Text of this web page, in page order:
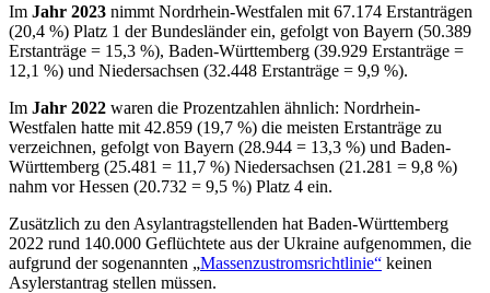
Im Jahr 2023 nimmt Nordrhein-Westfalen mit 67.174 Erstanträgen
(20,4 %) Platz 1 der Bundesländer ein, gefolgt von Bayern (50.389
Erstanträge = 15,3 %), Baden-Württemberg (39.929 Erstanträge =
12,1 %) und Niedersachsen (32.448 Erstanträge = 9,9 %).
Im Jahr 2022 waren die Prozentzahlen ähnlich: Nordrhein-
Westfalen hatte mit 42.859 (19,7 %) die meisten Erstanträge zu
verzeichnen, gefolgt von Bayern (28.944 = 13,3 %) und Baden-
Württemberg (25.481 = 11,7 %) Niedersachsen (21.281 = 9,8 %)
nahm vor Hessen (20.732 = 9,5 %) Platz 4 ein.
Zusätzlich zu den Asylantragstellenden hat Baden-Württemberg
2022 rund 140.000 Geflüchtete aus der Ukraine aufgenommen, die
aufgrund der sogenannten „Massenzustromsrichtlinie“ keinen
Asylerstantrag stellen müssen.